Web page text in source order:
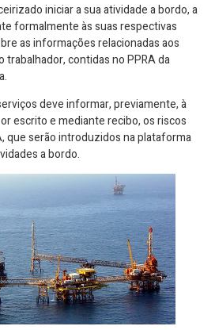
iniciar a sua atividade a bordo, a
formalmente às suas respectivas
as informações relacionadas aos
trabalhador, contidas no PPRA da
deve informar, previamente, à
escrito e mediante recibo, os riscos
que serão introduzidos na plataforma
a bordo.